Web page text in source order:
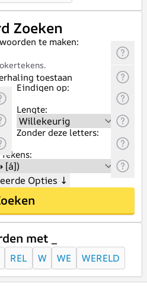
Zoeken
te maken:
toestaan
Eindigen op:
Lengte:
Zonder deze letters:
Opties ↓
met _
REL W WE WERELD